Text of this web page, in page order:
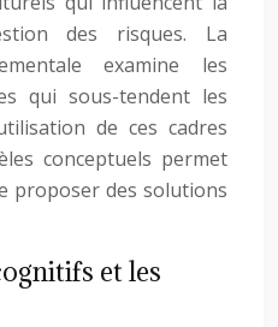
des risques. La
examine les
qui sous-tendent les
de ces cadres
conceptuels permet
proposer des solutions
et les